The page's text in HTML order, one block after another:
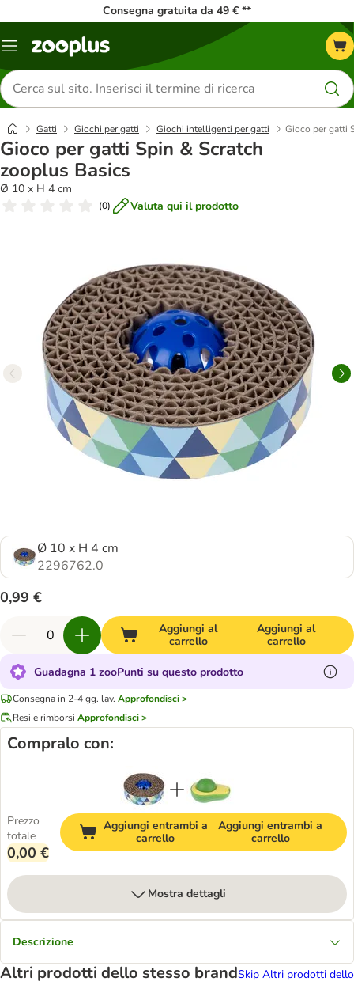
Consegna gratuita da 49 € **
Overview
Cerca
prodotti
Gatti Giochi per gatti Giochi intelligenti per gatti Gioco per gatti
Gioco per gatti Spin & Scratch
zooplus Basics
Ø 10 x H 4 cm
(0) Valuta qui il prodotto
Ø 10 x H 4 cm
2296762.0
0,99 €
Aggiungi al
carrello
Aggiungi al
carrello
Guadagna 1 zooPunti su questo prodotto
Consegna in 2-4 gg. lav. Approfondisci >
Resi e rimborsi Approfondisci >
Compralo con:
Prezzo
totale
0,00 €
Aggiungi entrambi a
carrello
Aggiungi entrambi a
carrello
Mostra dettagli
Descrizione
Altri prodotti dello stesso brandSkip Altri prodotti dello